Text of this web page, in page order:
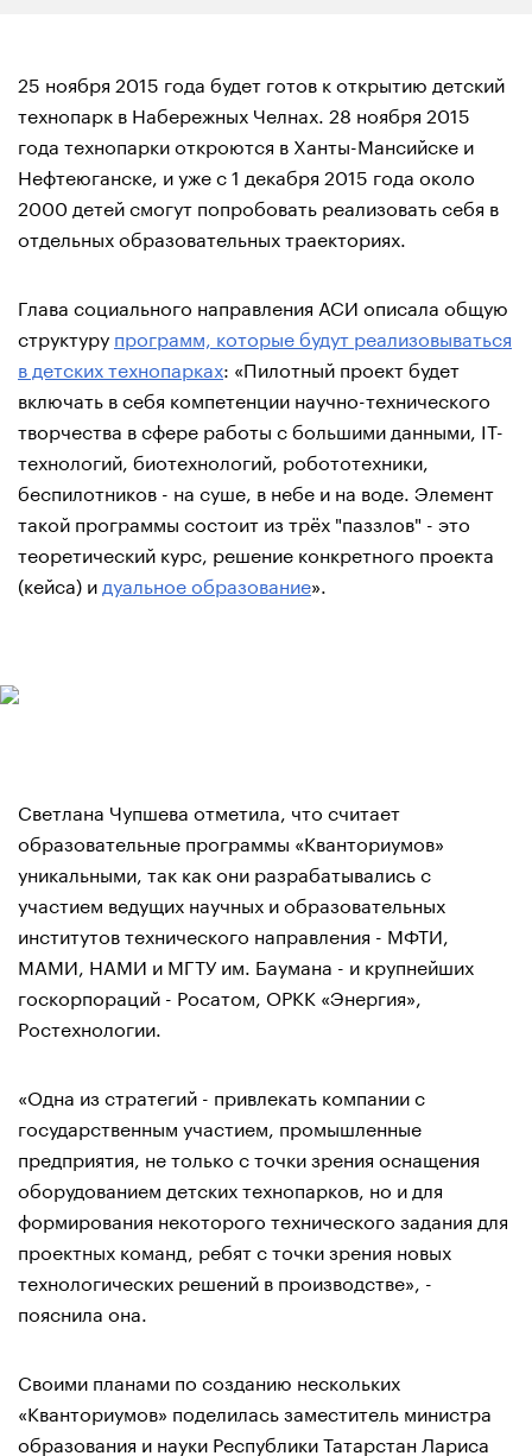
25 ноября 2015 года будет готов к открытию детский
технопарк в Набережных Челнах. 28 ноября 2015
года технопарки откроются в Ханты-Мансийске и
Нефтеюганске, и уже с 1 декабря 2015 года около
2000 детей смогут попробовать реализовать себя в
отдельных образовательных траекториях.
Глава социального направления АСИ описала общую
структуру программ, которые будут реализовываться
в детских технопарках: «Пилотный проект будет
включать в себя компетенции научно-технического
творчества в сфере работы с большими данными, IT-
технологий, биотехнологий, робототехники,
беспилотников - на суше, в небе и на воде. Элемент
такой программы состоит из трёх "паззлов" - это
теоретический курс, решение конкретного проекта
(кейса) и дуальное образование».
Светлана Чупшева отметила, что считает
образовательные программы «Кванториумов»
уникальными, так как они разрабатывались с
участием ведущих научных и образовательных
институтов технического направления - МФТИ,
МАМИ, НАМИ и МГТУ им. Баумана - и крупнейших
госкорпораций - Росатом, ОРКК «Энергия»,
Ростехнологии.
«Одна из стратегий - привлекать компании с
государственным участием, промышленные
предприятия, не только с точки зрения оснащения
оборудованием детских технопарков, но и для
формирования некоторого технического задания для
проектных команд, ребят с точки зрения новых
технологических решений в производстве», -
пояснила она.
Своими планами по созданию нескольких
«Кванториумов» поделилась заместитель министра
образования и науки Республики Татарстан Лариса